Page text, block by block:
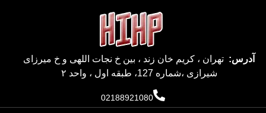
آدرس: تهران ، کریم خان زند ، بین خ نجات اللهی و خ میرزای
شیرازی ،شماره 127، طبقه اول ، واحد ۲
02188921080